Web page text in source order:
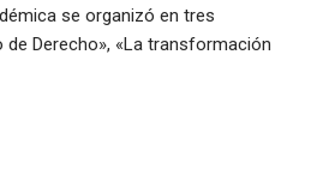
se organizó en tres
Derecho», «La transformación